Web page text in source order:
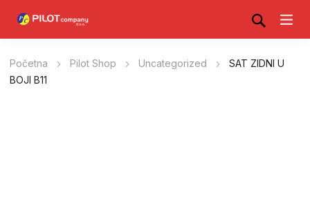
Početna Pilot Shop Uncategorized
SAT ZIDNI U
BOJI B11